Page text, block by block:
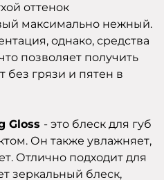
оттенок
максимально нежный.
однако, средства
позволяет получить
без грязи и пятен в
Gloss - это блеск для губ
Он также увлажняет,
Отлично подходит для
зеркальный блеск,